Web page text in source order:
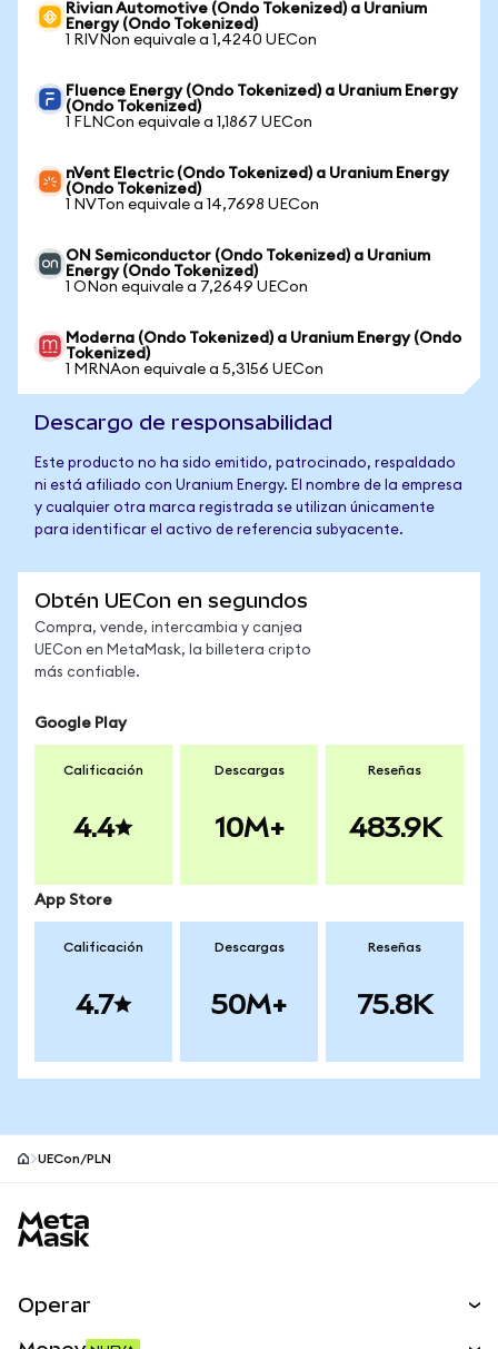
Rivian Automotive (Ondo Tokenized) a Uranium
Energy (Ondo Tokenized)
1 RIVNon equivale a 1,4240 UECon
Fluence Energy (Ondo Tokenized) a Uranium Energy
(Ondo Tokenized)
1 FLNCon equivale a 1,1867 UECon
nVent Electric (Ondo Tokenized) a Uranium Energy
(Ondo Tokenized)
1 NVTon equivale a 14,7698 UECon
ON Semiconductor (Ondo Tokenized) a Uranium
Energy (Ondo Tokenized)
1 ONon equivale a 7,2649 UECon
Moderna (Ondo Tokenized) a Uranium Energy (Ondo
Tokenized)
1 MRNAon equivale a 5,3156 UECon
Descargo de responsabilidad
Este producto no ha sido emitido, patrocinado, respaldado
ni está afiliado con Uranium Energy. El nombre de la empresa
y cualquier otra marca registrada se utilizan únicamente
para identificar el activo de referencia subyacente.
Obtén UECon en segundos
Compra, vende, intercambia y canjea
UECon en MetaMask, la billetera cripto
más confiable.
Google Play
Calificación
4.4
Descargas
10M+
Reseñas
483.9K
App Store
Calificación
4.7
Descargas
50M+
Reseñas
75.8K
UECon/PLN
Operar